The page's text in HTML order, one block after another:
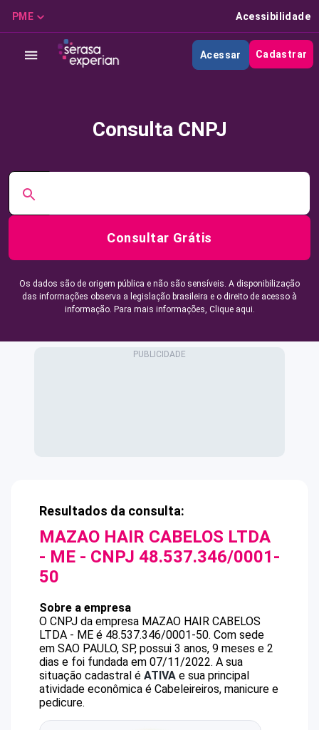
PME Acessibilidade
Acessar Cadastrar
Consulta CNPJ
Consultar Grátis
Os dados são de origem pública e não são sensíveis. A disponibilização
das informações observa a legislação brasileira e o direito de acesso à
informação. Para mais informações, Clique aqui.
Resultados da consulta:
MAZAO HAIR CABELOS LTDA
- ME - CNPJ 48.537.346/0001-
50
Sobre a empresa
O CNPJ da empresa MAZAO HAIR CABELOS
LTDA - ME é 48.537.346/0001-50. Com sede
em SAO PAULO, SP, possui 3 anos, 9 meses e 2
dias e foi fundada em 07/11/2022. A sua
situação cadastral é ATIVA e sua principal
atividade econômica é Cabeleireiros, manicure e
pedicure.